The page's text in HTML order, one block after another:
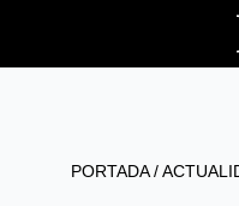
PORTADA/